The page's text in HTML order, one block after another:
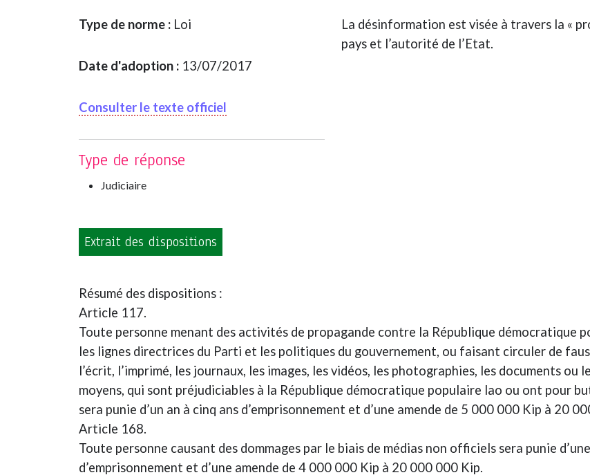
Type de norme : Loi
Date d'adoption : 13/07/2017
Consulter le texte officiel
Type de réponse
Judiciaire
La désinformation est visée à travers la «
pays et l’autorité de l’Etat.
Extrait des dispositions
Résumé des dispositions :
Article 117.
Toute personne menant des activités de propagande contre la République démocratique
les lignes directrices du Parti et les politiques du gouvernement, ou faisant circuler de
l’écrit, l’imprimé, les journaux, les images, les vidéos, les photographies, les documents ou
moyens, qui sont préjudiciables à la République démocratique populaire lao ou ont pour
sera punie d’un an à cinq ans d’emprisonnement et d’une amende de 5 000 000 Kip à 20
Article 168.
Toute personne causant des dommages par le biais de médias non officiels sera punie
d’emprisonnement et d’une amende de 4 000 000 Kip à 20 000 000 Kip.